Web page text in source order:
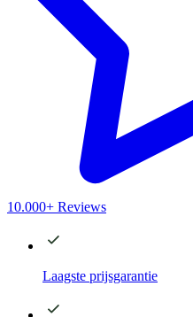
10.000+ Reviews
Laagste prijsgarantie